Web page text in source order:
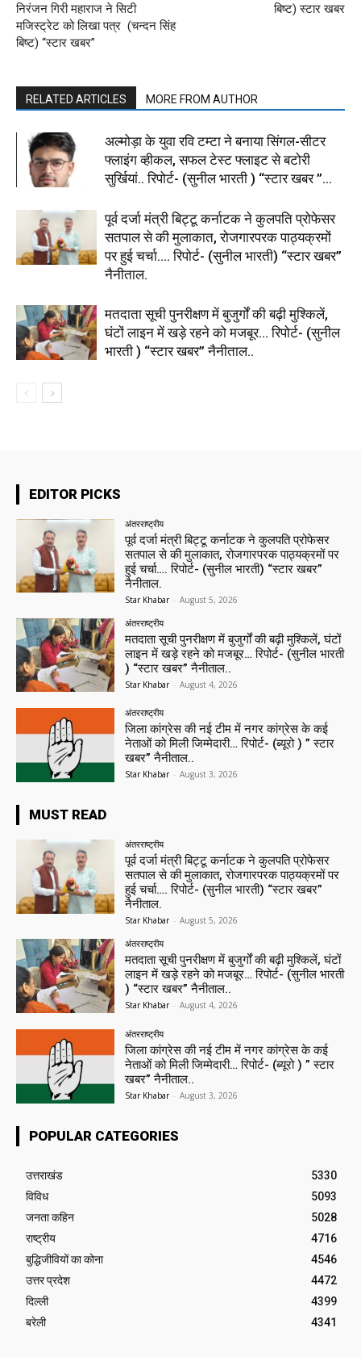
निरंजन गिरी महाराज ने सिटी
मजिस्ट्रेट को लिखा पत्र (चन्दन सिंह
बिष्ट) “स्टार खबर”
बिष्ट) स्टार खबर
RELATED ARTICLES MORE FROM AUTHOR
अल्मोड़ा के युवा रवि टम्टा ने बनाया सिंगल-सीटर
फ्लाइंग व्हीकल, सफल टेस्ट फ्लाइट से बटोरी
सुर्खियां.. रिपोर्ट- (सुनील भारती ) “स्टार खबर ”...
पूर्व दर्जा मंत्री बिट्टू कर्नाटक ने कुलपति प्रोफेसर
सतपाल से की मुलाकात, रोजगारपरक पाठ्यक्रमों
पर हुई चर्चा…. रिपोर्ट- (सुनील भारती) “स्टार खबर”
नैनीताल.
मतदाता सूची पुनरीक्षण में बुजुर्गों की बढ़ी मुश्किलें,
घंटों लाइन में खड़े रहने को मजबूर… रिपोर्ट- (सुनील
भारती ) “स्टार खबर” नैनीताल..
EDITOR PICKS
अंतरराष्ट्रीय
पूर्व दर्जा मंत्री बिट्टू कर्नाटक ने कुलपति प्रोफेसर
सतपाल से की मुलाकात, रोजगारपरक पाठ्यक्रमों पर
हुई चर्चा…. रिपोर्ट- (सुनील भारती) “स्टार खबर”
नैनीताल.
Star Khabar - August 5, 2026
अंतरराष्ट्रीय
मतदाता सूची पुनरीक्षण में बुजुर्गों की बढ़ी मुश्किलें, घंटों
लाइन में खड़े रहने को मजबूर… रिपोर्ट- (सुनील भारती
) “स्टार खबर” नैनीताल..
Star Khabar - August 4, 2026
अंतरराष्ट्रीय
जिला कांग्रेस की नई टीम में नगर कांग्रेस के कई
नेताओं को मिली जिम्मेदारी… रिपोर्ट- (ब्यूरो ) ” स्टार
खबर” नैनीताल..
Star Khabar - August 3, 2026
MUST READ
अंतरराष्ट्रीय
पूर्व दर्जा मंत्री बिट्टू कर्नाटक ने कुलपति प्रोफेसर
सतपाल से की मुलाकात, रोजगारपरक पाठ्यक्रमों पर
हुई चर्चा…. रिपोर्ट- (सुनील भारती) “स्टार खबर”
नैनीताल.
Star Khabar - August 5, 2026
अंतरराष्ट्रीय
मतदाता सूची पुनरीक्षण में बुजुर्गों की बढ़ी मुश्किलें, घंटों
लाइन में खड़े रहने को मजबूर… रिपोर्ट- (सुनील भारती
) “स्टार खबर” नैनीताल..
Star Khabar - August 4, 2026
अंतरराष्ट्रीय
जिला कांग्रेस की नई टीम में नगर कांग्रेस के कई
नेताओं को मिली जिम्मेदारी… रिपोर्ट- (ब्यूरो ) ” स्टार
खबर” नैनीताल..
Star Khabar - August 3, 2026
POPULAR CATEGORIES
उत्तराखंड
5330
विविध
5093
जनता कहिन
5028
राष्ट्रीय
4716
बुद्धिजीवियों का कोना
4546
उत्तर प्रदेश
4472
दिल्ली
4399
बरेली
4341